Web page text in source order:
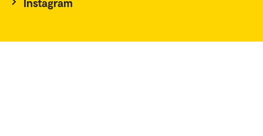
Instagram